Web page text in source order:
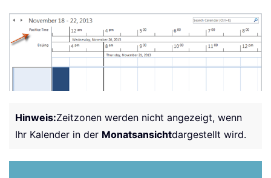
Hinweis:Zeitzonen werden nicht angezeigt, wenn
Ihr Kalender in der Monatsansichtdargestellt wird.